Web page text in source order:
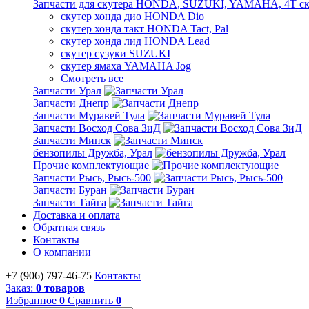
Запчасти для скутера HONDA, SUZUKI, YAMAHA, 4Т
скутер хонда дио HONDA Dio
скутер хонда такт HONDA Tact, Pal
скутер хонда лид HONDA Lead
скутер сузуки SUZUKI
скутер ямаха YAMAHA Jog
Смотреть все
Запчасти Урал
Запчасти Днепр
Запчасти Муравей Тула
Запчасти Восход Сова ЗиД
Запчасти Минск
бензопилы Дружба, Урал
Прочие комплектующие
Запчасти Рысь, Рысь-500
Запчасти Буран
Запчасти Тайга
Доставка и оплата
Обратная связь
Контакты
О компании
+7 (906) 797-46-75 Контакты
Заказ: 0 товаров
Избранное 0 Сравнить 0